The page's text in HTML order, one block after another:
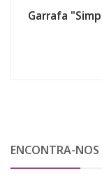
Garrafa
ENCONTRA-NOS